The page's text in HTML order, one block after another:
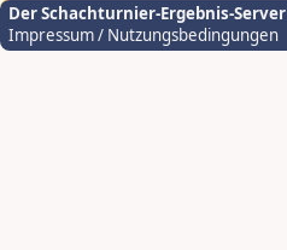
Der Schachturnier-Ergebnis-Server
Impressum / Nutzungsbedingungen